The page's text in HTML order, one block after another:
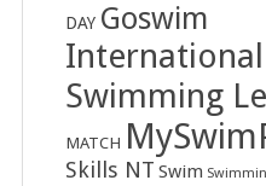
DAY Goswim
International
Swimming
MATCH
Skills NT Swim